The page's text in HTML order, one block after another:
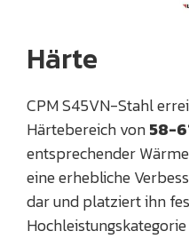
Härte
CPM S45VN-Stahl
Härtebereich von58-
entsprechender
eine erhebliche
dar und platziert ihn